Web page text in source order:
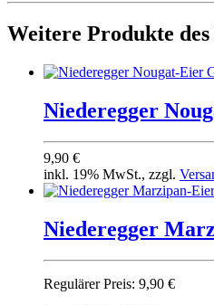
Weitere Produkte
Niederegger
9,90 €
inkl. 19% MwSt., zzgl.
Niederegger
Regulärer Preis: 9,90 €